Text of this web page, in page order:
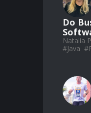
Do
Natalia
#Java #